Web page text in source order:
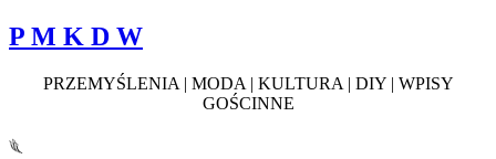
P M K D W
PRZEMYŚLENIA | MODA | KULTURA | DIY | WPISY
GOŚCINNE
𓆰